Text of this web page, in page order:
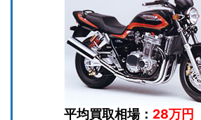
平均買取相場： 28万円